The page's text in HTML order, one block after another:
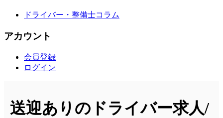
ドライバー・整備士コラム
アカウント
会員登録
ログイン
送迎ありのドライバー求人/